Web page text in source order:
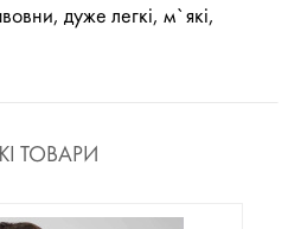
дуже легкі, м`які,
ТОВАРИ